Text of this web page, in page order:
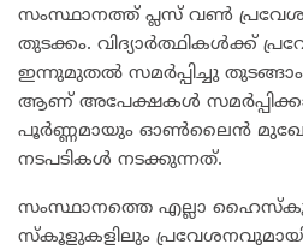
സംസ്ഥാനത്ത് പ്ലസ് വൺ
തുടക്കം. വിദ്യാർത്ഥികൾക്ക്
ഇന്നുമുതൽ സമർപ്പിച്ചു
ആണ് അപേക്ഷകൾ
പൂർണ്ണമായും ഓൺലൈൻ
നടപടികൾ നടക്കുന്നത്.
സംസ്ഥാനത്തെ എല്ലാ
സ്കൂളുകളിലും പ്രവേശനവുമായി